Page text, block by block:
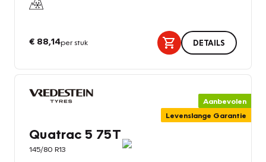
€ 88,14per stuk DETAILS
Aanbevolen
Levenslange Garantie
Quatrac 5 75T
145/80 R13